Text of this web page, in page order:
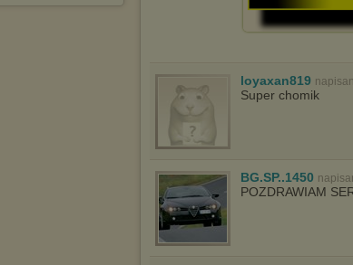
loyaxan819
Super chomik
BG.SP..1450
POZDRAWIAM